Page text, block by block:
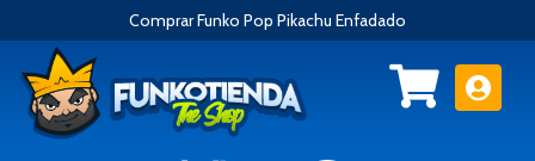
Comprar Funko Pop Pikachu Enfadado